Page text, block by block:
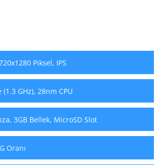
Piksel, IPS
(1.3 GHz), 28nm CPU
3GB Bellek, MicroSD Slot
Oranı